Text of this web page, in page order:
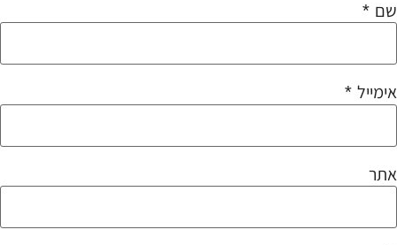
שם *
אימייל *
אתר